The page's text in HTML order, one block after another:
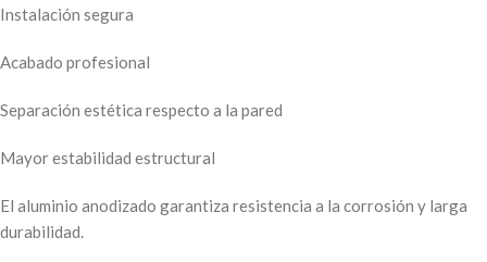
Instalación segura
Acabado profesional
Separación estética respecto a la pared
Mayor estabilidad estructural
El aluminio anodizado garantiza resistencia a la corrosión y larga
durabilidad.